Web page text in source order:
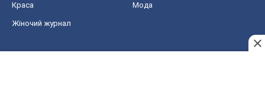
Краса Мода
Жіночий журнал